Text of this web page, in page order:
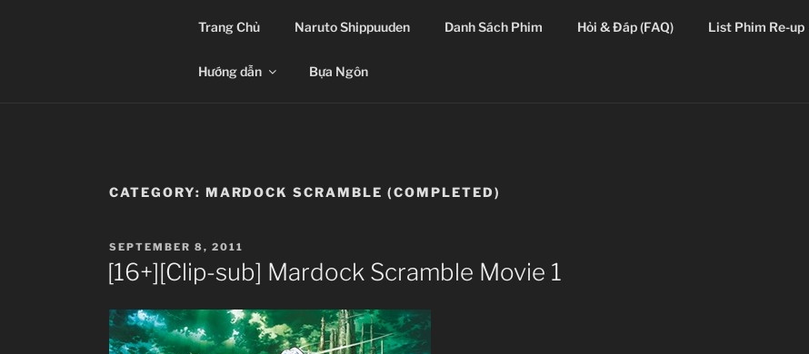
Trang Chủ Naruto Shippuuden Danh Sách Phim Hỏi & Đáp (FAQ) List Phim Re-up
Hướng dẫn Bựa Ngôn
CATEGORY: MARDOCK SCRAMBLE (COMPLETED)
POSTED
ON
SEPTEMBER 8, 2011
[16+][Clip-sub] Mardock Scramble Movie 1